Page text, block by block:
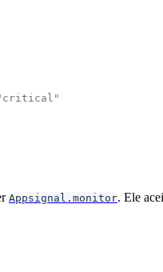
Appsignal.monitor. Ele